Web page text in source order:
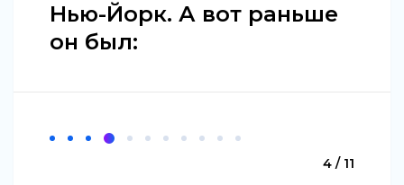
Нью-Йорк. А вот раньше
он был:
4 / 11